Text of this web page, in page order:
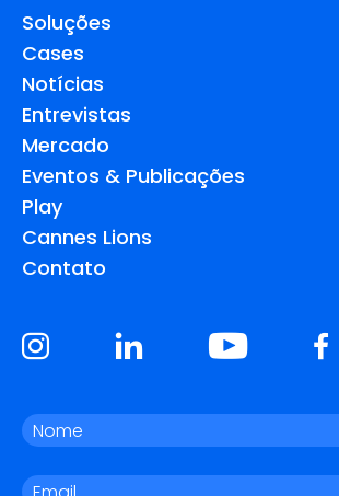
Soluções
Cases
Notícias
Entrevistas
Mercado
Eventos & Publicações
Play
Cannes Lions
Contato